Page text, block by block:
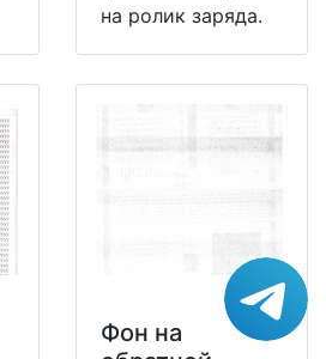
на ролик заряда.
Фон на